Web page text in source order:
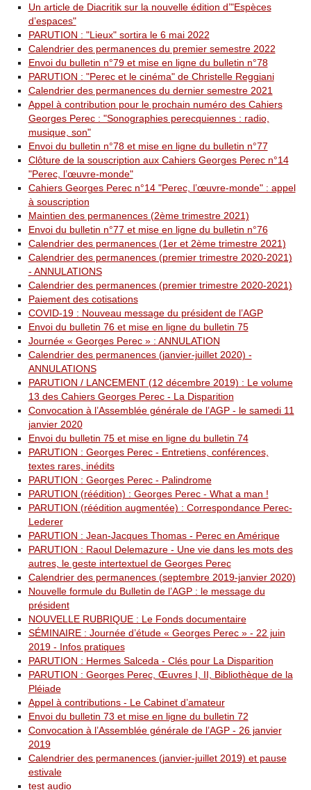
Un article de Diacritik sur la nouvelle édition d’"Espèces
d’espaces"
PARUTION : "Lieux" sortira le 6 mai 2022
Calendrier des permanences du premier semestre 2022
Envoi du bulletin n°79 et mise en ligne du bulletin n°78
PARUTION : "Perec et le cinéma" de Christelle Reggiani
Calendrier des permanences du dernier semestre 2021
Appel à contribution pour le prochain numéro des Cahiers
Georges Perec : "Sonographies perecquiennes : radio,
musique, son"
Envoi du bulletin n°78 et mise en ligne du bulletin n°77
Clôture de la souscription aux Cahiers Georges Perec n°14
"Perec, l’œuvre-monde"
Cahiers Georges Perec n°14 "Perec, l’œuvre-monde" : appel
à souscription
Maintien des permanences (2ème trimestre 2021)
Envoi du bulletin n°77 et mise en ligne du bulletin n°76
Calendrier des permanences (1er et 2ème trimestre 2021)
Calendrier des permanences (premier trimestre 2020-2021)
- ANNULATIONS
Calendrier des permanences (premier trimestre 2020-2021)
Paiement des cotisations
COVID-19 : Nouveau message du président de l’AGP
Envoi du bulletin 76 et mise en ligne du bulletin 75
Journée « Georges Perec » : ANNULATION
Calendrier des permanences (janvier-juillet 2020) -
ANNULATIONS
PARUTION / LANCEMENT (12 décembre 2019) : Le volume
13 des Cahiers Georges Perec - La Disparition
Convocation à l’Assemblée générale de l’AGP - le samedi 11
janvier 2020
Envoi du bulletin 75 et mise en ligne du bulletin 74
PARUTION : Georges Perec - Entretiens, conférences,
textes rares, inédits
PARUTION : Georges Perec - Palindrome
PARUTION (réédition) : Georges Perec - What a man !
PARUTION (réédition augmentée) : Correspondance Perec-
Lederer
PARUTION : Jean-Jacques Thomas - Perec en Amérique
PARUTION : Raoul Delemazure - Une vie dans les mots des
autres, le geste intertextuel de Georges Perec
Calendrier des permanences (septembre 2019-janvier 2020)
Nouvelle formule du Bulletin de l’AGP : le message du
président
NOUVELLE RUBRIQUE : Le Fonds documentaire
SÉMINAIRE : Journée d’étude « Georges Perec » - 22 juin
2019 - Infos pratiques
PARUTION : Hermes Salceda - Clés pour La Disparition
PARUTION : Georges Perec, Œuvres I, II, Bibliothèque de la
Pléiade
Appel à contributions - Le Cabinet d’amateur
Envoi du bulletin 73 et mise en ligne du bulletin 72
Convocation à l’Assemblée générale de l’AGP - 26 janvier
2019
Calendrier des permanences (janvier-juillet 2019) et pause
estivale
test audio